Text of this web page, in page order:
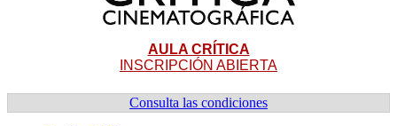
AULA CRÍTICA
INSCRIPCIÓN ABIERTA
Consulta las condiciones